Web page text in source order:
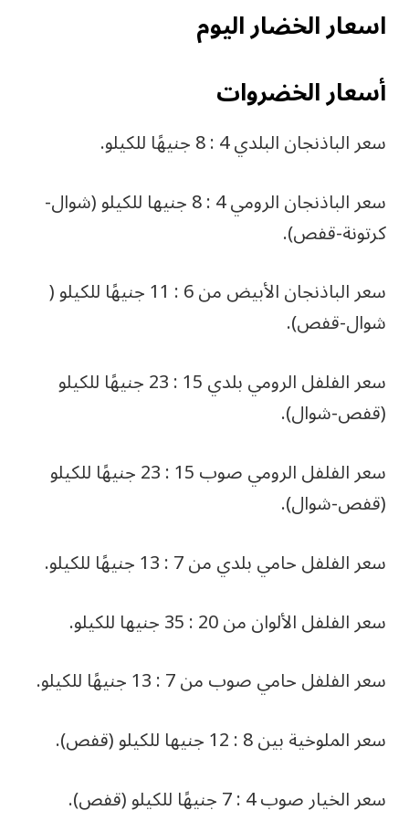
اسعار الخضار اليوم
أسعار الخضروات
سعر الباذنجان البلدي 4 : 8 جنيهًا للكيلو.
سعر الباذنجان الرومي 4 : 8 جنيها للكيلو (شوال-
كرتونة-قفص).
سعر الباذنجان الأبيض من 6 : 11 جنيهًا للكيلو (
شوال-قفص).
سعر الفلفل الرومي بلدي 15 : 23 جنيهًا للكيلو
(قفص-شوال).
سعر الفلفل الرومي صوب 15 : 23 جنيهًا للكيلو
(قفص-شوال).
سعر الفلفل حامي بلدي من 7 : 13 جنيهًا للكيلو.
سعر الفلفل الألوان من 20 : 35 جنيها للكيلو.
سعر الفلفل حامي صوب من 7 : 13 جنيهًا للكيلو.
سعر الملوخية بين 8 : 12 جنيها للكيلو (قفص).
سعر الخيار صوب 4 : 7 جنيهًا للكيلو (قفص).